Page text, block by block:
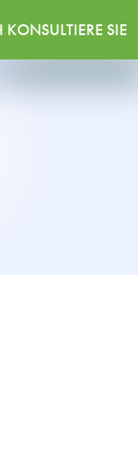
KONSULTIERE SIE